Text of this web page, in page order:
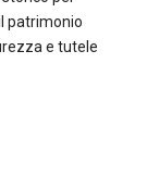
patrimonio
e tutele